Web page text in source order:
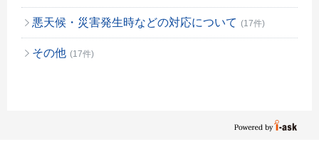
悪天候・災害発生時などの対応について (17件)
その他 (17件)